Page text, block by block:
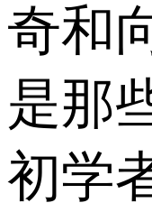
奇和
是那
初学